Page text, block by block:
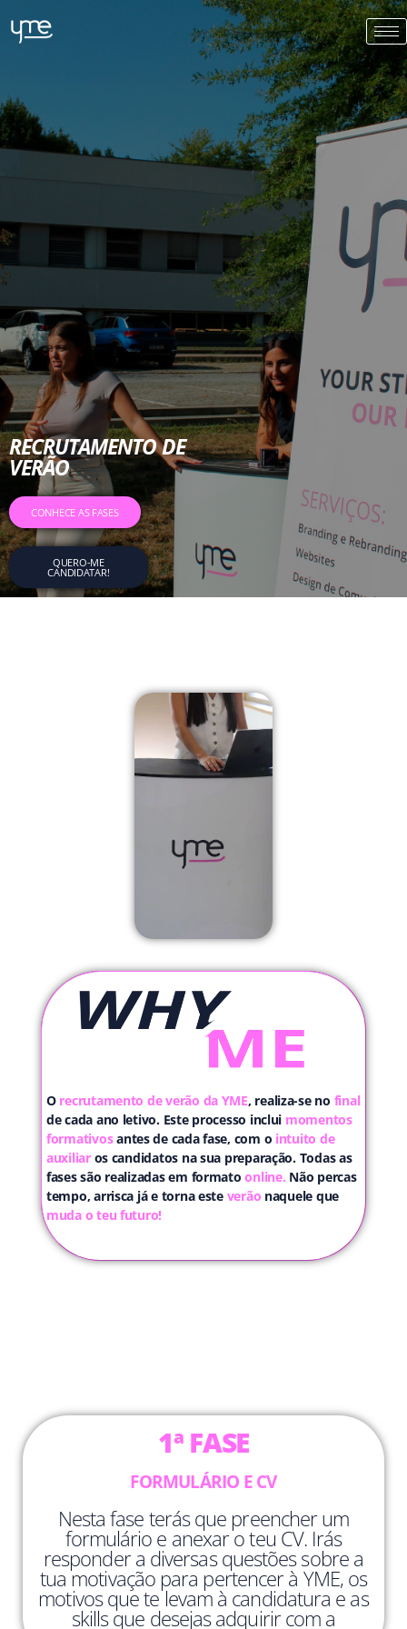
RECRUTAMENTO DE
VERÃO
CONHECE AS FASES
QUERO-ME
CANDIDATAR!
Orecrutamento de verão da YME, realiza-se no final
de cada ano letivo. Este processo inclui momentos
formativosantes de cada fase, com o intuito de
auxiliaros candidatos na sua preparação. Todas as
fases são realizadas em formatoonline. Não percas
tempo, arrisca já e torna este verão naquele que
muda o teu futuro!
1ª FASE
FORMULÁRIO E CV
Nesta fase terás que preencher um
formulário e anexar o teu CV. Irás
responder a diversas questões sobre a
tua motivação para pertencer à YME, os
motivos que te levam à candidatura e as
skills que desejas adquirir com a